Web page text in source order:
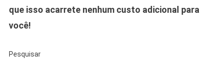
que isso acarrete nenhum custo adicional para
você!
Pesquisar